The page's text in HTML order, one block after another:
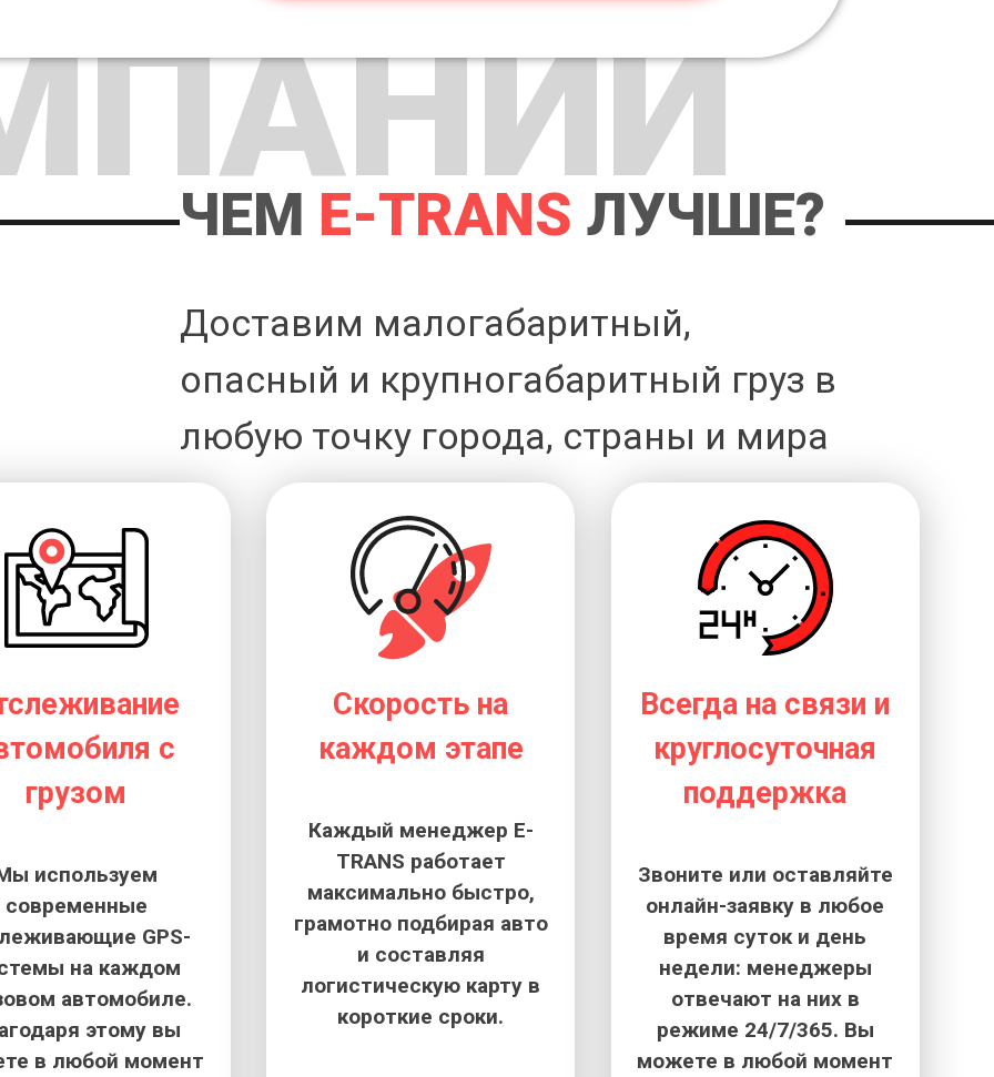
ЧЕМ E-TRANS ЛУЧШЕ?
Доставим малогабаритный,
опасный и крупногабаритный груз в
любую точку города, страны и мира
с
грузом
используем
современные
GPS-
на каждом
автомобиле.
этому вы
в любой момент
Скорость на
каждом этапе
Каждый менеджер E-
TRANS работает
максимально быстро,
грамотно подбирая авто
и составляя
логистическую карту в
короткие сроки.
Всегда на связи и
круглосуточная
поддержка
Звоните или оставляйте
онлайн-заявку в любое
время суток и день
недели: менеджеры
отвечают на них в
режиме 24/7/365. Вы
можете в любой момент